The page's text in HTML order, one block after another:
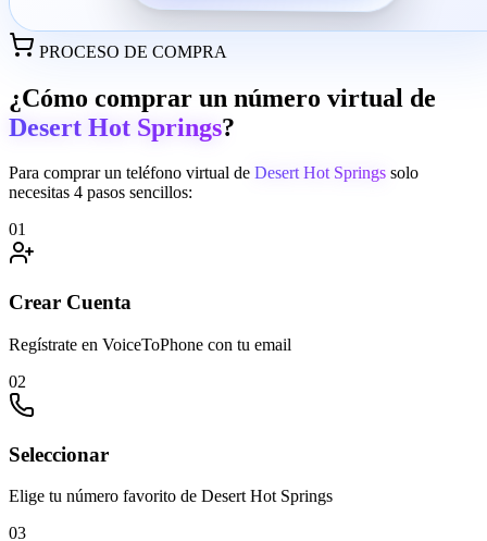
PROCESO DE COMPRA
¿Cómo comprar un número virtual de
Desert Hot Springs?
Para comprar un teléfono virtual de Desert Hot Springs solo
necesitas 4 pasos sencillos:
01
Crear Cuenta
Regístrate en VoiceToPhone con tu email
02
Seleccionar
Elige tu número favorito de Desert Hot Springs
03